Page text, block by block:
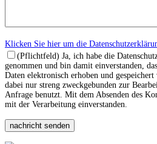
Klicken Sie hier um die
(Pflichtfeld) Ja, ich habe die
genommen und bin damit einverstanden,
Daten elektronisch erhoben und
dabei nur streng zweckgebunden zur
Anfrage benutzt. Mit dem Absenden des
mit der Verarbeitung einverstanden.